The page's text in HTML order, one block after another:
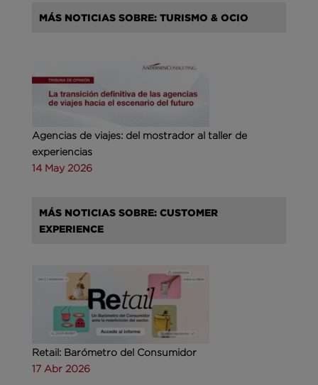
MÁS NOTICIAS SOBRE: TURISMO & OCIO
Agencias de viajes: del mostrador al taller de
experiencias
14 May 2026
MÁS NOTICIAS SOBRE: CUSTOMER
EXPERIENCE
Retail: Barómetro del Consumidor
17 Abr 2026